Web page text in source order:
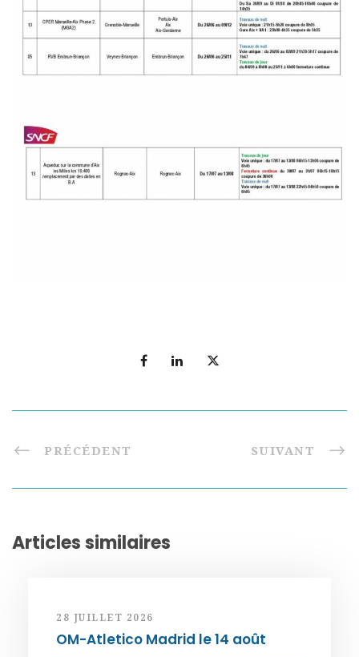
PRÉCÉDENT SUIVANT
Articles similaires
28 JUILLET 2026
OM-Atletico Madrid le 14 août